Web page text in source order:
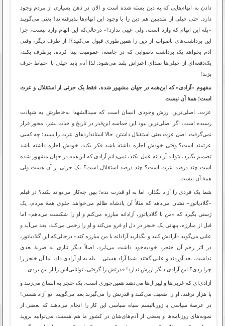
دادن به اتهام‌هایی که به دین بسته شده است و الان در ذهن بسیاری از مردم وجود
دارد. حتی خیلی از متدینین هم دین را با وجود این اتهام‌ها پذیرفته‌اند! یعنی می‌گویند
«بله این اتهام که وارد است، ولی عیبی ندارد!» درحالی‌که این اتهام وارد نیست، چرا
این برداشت‌های ناصواب از دین را همین‌طوری قبول می‌کنید؟! از طرف دیگر، وقتی
آدم بخواهد یک برداشت ناصوابی که در جامعه، عمومیت پیدا کرده، برطرف بکند،
یک‌دفعه‌ای از خیلی‌ها صدای اعتراض بلند می‌شود. لذا آدم باید خیلی با احتیاط حرف
بزند!
مفهوم «آزادی» که این‌همه در جهان مشهور شده، فقط یک جزئی از استقلال و عزت
است؛ همۀ آن نیست
عزت، اصلی‌ترین ارزش وجودی انسان است که سیدالشهدا به‌خاطرش به شهادت
رسیده است، اگر اصلی‌ترین نبود این حماسه این‌قدر در تاریخ و حیات بشر، محور قرار
نمی‌گرفت. اصل عزت یعنی استقلال داشتن. حالا استانداردهای عزت را ببینید؛ چه کسی
عزتمند است؟ وقتی خودش اجازه داشته باشد فکر بکند، خودش اجازه داشته باشد
تصمیم بگیرد، بتواند آزادانه عمل بکند، نمی‌دانم آزادی که این‌همه در جهان مشهور شده
است چند درصد عزت است؟ چند درصد استقلال است؟ یک جزئی از آن هست ولی
همۀ آن نیست.
شما یک فردی را آزاد بگذار، اما به او قدرت نده؛ ببین چه‌کار می‌تواند بکند؟ در فیلم
«گلادیاتور» نشان می‌دهد که مثلاً آن پادشاه ظالم می‌‌خواهد جلوی همۀ مردم، یک
ژستی بگیرد که «من با گلادیاتور، آزادانه مبارزه می‌کنم و او را شکست می‌دهم» اما
قبل از مبارزه، پنهانی یک خنجر در دل او فرو می‌کند و او را زخمی می‌کند، بعد می‌آید و
علنی می‌گوید «آزادش کنید و بگذارید آزادانه با من مبارزه کند» درحالی‌که این گلادیاتور،
در اثر زخم آن خنجر، خودبه‌خود داشت می‌مُرد، اصلاً دیگر نیازی به ضربۀ بعدی
نداشت، بعد آوردند و علنی گفتند: شما آزاد هستی… بله به او آزادی داد، اما آن خنجر را
چرا زدی؟ این آزادی دیگر ارزش ندارد! قدرتش را گرفتی، توانایی‌اش را از بین بردی….
آزادی‌ای که غربی‌ها و لیبرال‌ها می‌دهند همین‌جوری است، یک خنجر به انسان می‌زنند و
با هزار ترفند، او را ضعیف می‌کنند و قدرتش را می‌گیرند بعد می‌گویند: تو آزاد هستی!
در عرصۀ سیاسی با ژورنالیسم سیاه سیاسی این کار را انجام می‌دهند که بعضی از
نمونه‌های روزنامه‌ها و بعضی از آدم‌های‌شان در کشور ما هم هستند، می‌توانید بروید